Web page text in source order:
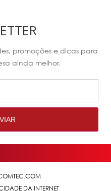
promoções e dicas para
ainda melhor.
DA INTERNET